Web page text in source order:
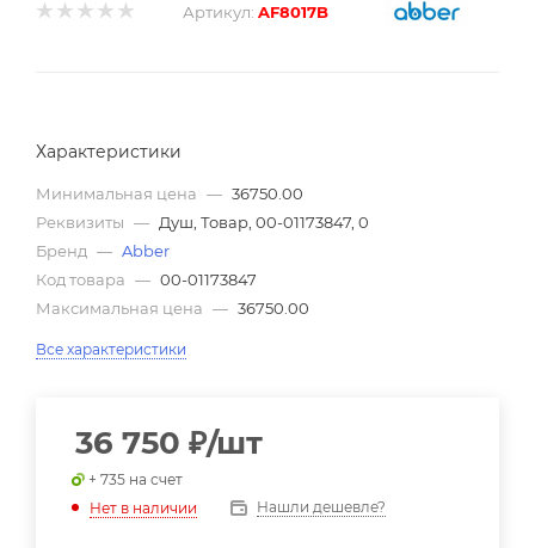
Артикул: AF8017B
Характеристики
Минимальная цена — 36750.00
Реквизиты — Душ, Товар, 00-01173847, 0
Бренд — Abber
Код товара — 00-01173847
Максимальная цена — 36750.00
Все характеристики
36 750 ₽/шт
+ 735 на счет
Нет в наличии
Нашли дешевле?